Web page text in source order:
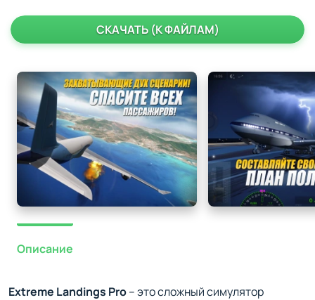
СКАЧАТЬ (К ФАЙЛАМ)
Описание
Extreme Landings Pro– это сложный симулятор